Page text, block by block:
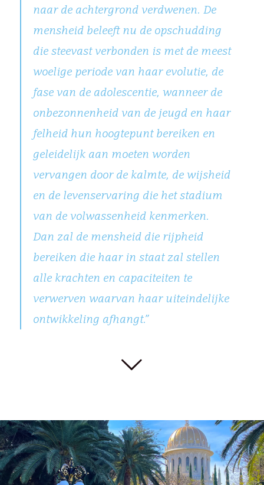
naar de achtergrond verdwenen. De
mensheid beleeft nu de opschudding
die steevast verbonden is met de meest
woelige periode van haar evolutie, de
fase van de adolescentie, wanneer de
onbezonnenheid van de jeugd en haar
felheid hun hoogtepunt bereiken en
geleidelijk aan moeten worden
vervangen door de kalmte, de wijsheid
en de levenservaring die het stadium
van de volwassenheid kenmerken.
Dan zal de mensheid die rijpheid
bereiken die haar in staat zal stellen
alle krachten en capaciteiten te
verwerven waarvan haar uiteindelijke
ontwikkeling afhangt.”